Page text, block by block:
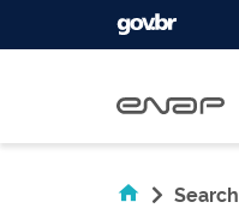
Search